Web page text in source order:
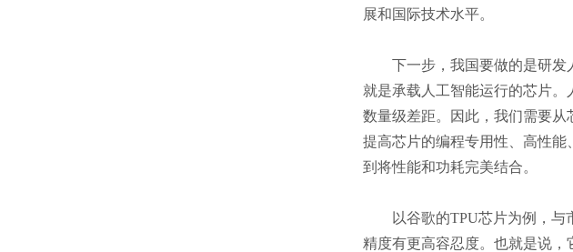
展和国际技术水平。
下一步，我国要做的是研发人
就是承载人工智能运行的芯片
数量级差距。因此，我们需要
提高芯片的编程专用性、高性
到将性能和功耗完美结合。
以谷歌的TPU芯片为例，与市
精度有更高容忍度。也就是说，